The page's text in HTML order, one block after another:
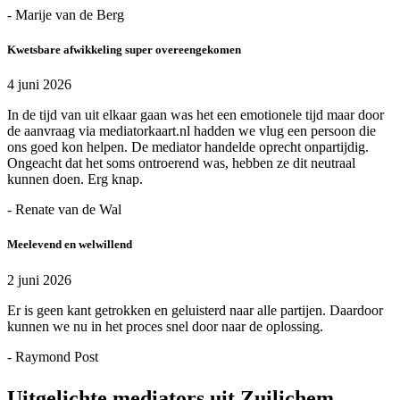
- Marije van de Berg
Kwetsbare afwikkeling super overeengekomen
4 juni 2026
In de tijd van uit elkaar gaan was het een emotionele tijd maar door
de aanvraag via mediatorkaart.nl hadden we vlug een persoon die
ons goed kon helpen. De mediator handelde oprecht onpartijdig.
Ongeacht dat het soms ontroerend was, hebben ze dit neutraal
kunnen doen. Erg knap.
- Renate van de Wal
Meelevend en welwillend
2 juni 2026
Er is geen kant getrokken en geluisterd naar alle partijen. Daardoor
kunnen we nu in het proces snel door naar de oplossing.
- Raymond Post